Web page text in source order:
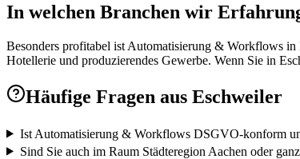
In welchen Branchen wir
Besonders profitabel ist Automatisierung & Workflows in
Hotellerie und produzierendes Gewerbe. Wenn Sie in
Häufige Fragen aus Eschweiler
Ist Automatisierung & Workflows DSGVO-konform
Sind Sie auch im Raum Städteregion Aachen oder